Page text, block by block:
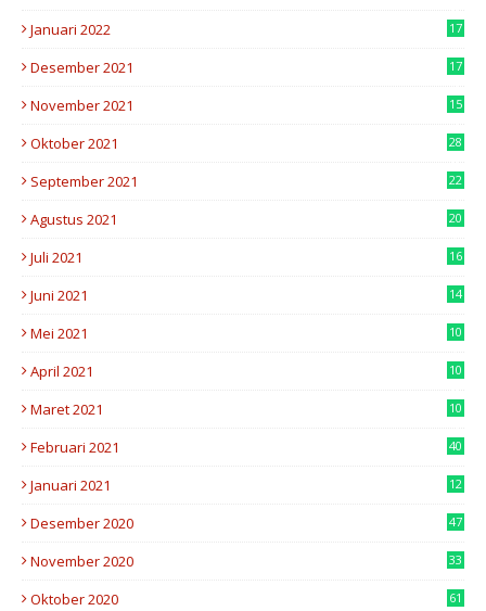
Januari 2022
17
Desember 2021
17
November 2021
15
Oktober 2021
28
September 2021
22
Agustus 2021
20
Juli 2021
16
Juni 2021
14
Mei 2021
10
April 2021
10
Maret 2021
10
Februari 2021 40
Januari 2021 12
Desember 2020 47
November 2020 33
Oktober 2020 61